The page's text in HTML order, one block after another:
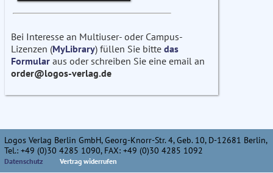
Bei Interesse an Multiuser- oder Campus-
Lizenzen (MyLibrary) füllen Sie bitte das
Formular aus oder schreiben Sie eine email an
order@logos-verlag.de
Logos Verlag Berlin GmbH, Georg-Knorr-Str. 4, Geb. 10, D-12681 Berlin,
Tel.: +49 (0)30 4285 1090, FAX: +49 (0)30 4285 1092
Datenschutz Vertrag widerrufen